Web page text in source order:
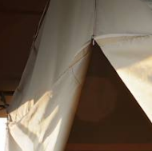
- Le Botswana
Vic Falls aux
delta de l'Okavango